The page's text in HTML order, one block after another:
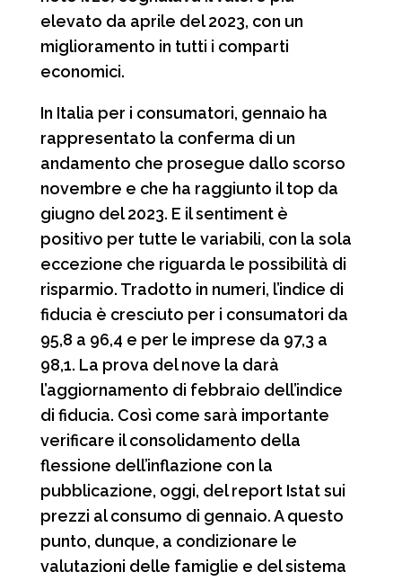
elevato da aprile del 2023, con un
miglioramento in tutti i comparti
economici.
In Italia per i consumatori, gennaio ha
rappresentato la conferma di un
andamento che prosegue dallo scorso
novembre e che ha raggiunto il top da
giugno del 2023. E il sentiment è
positivo per tutte le variabili, con la sola
eccezione che riguarda le possibilità di
risparmio. Tradotto in numeri, l’indice di
fiducia è cresciuto per i consumatori da
95,8 a 96,4 e per le imprese da 97,3 a
98,1. La prova del nove la darà
l’aggiornamento di febbraio dell’indice
di fiducia. Così come sarà importante
verificare il consolidamento della
flessione dell’inflazione con la
pubblicazione, oggi, del report Istat sui
prezzi al consumo di gennaio. A questo
punto, dunque, a condizionare le
valutazioni delle famiglie e del sistema